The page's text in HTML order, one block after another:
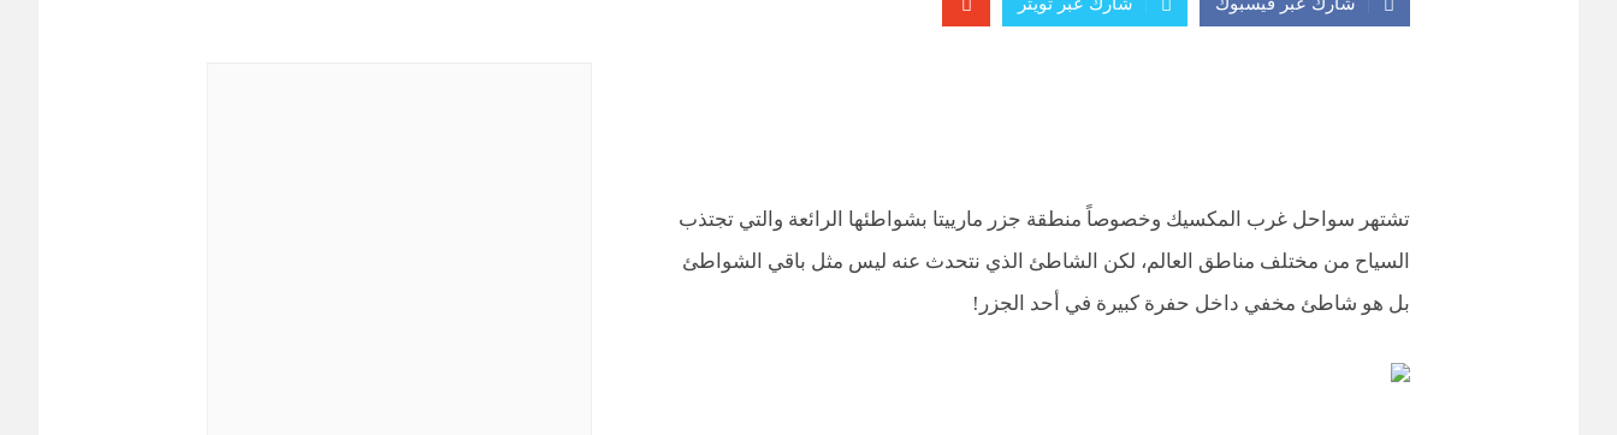
شارك عبر فيسبوك شارك عبر تويتر
تشتهر سواحل غرب المكسيك وخصوصاً منطقة جزر مارييتا بشواطئها الرائعة والتي تجتذب
السياح من مختلف مناطق العالم، لكن الشاطئ الذي نتحدث عنه ليس مثل باقي الشواطئ
بل هو شاطئ مخفي داخل حفرة كبيرة في أحد الجزر!